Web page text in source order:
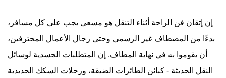
إن إتقان فن الراحة أثناء التنقل هو مسعى يجب على كل مسافر،
بدءًا من المصطاف غير الرسمي وحتى رجال الأعمال المحترفين،
أن يقوموا به في نهاية المطاف. إن المتطلبات الجسدية لوسائل
النقل الحديثة - كبائن الطائرات الضيقة، ورحلات السكك الحديدية